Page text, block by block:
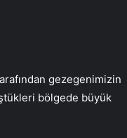
gezegenimizin
bölgede büyük